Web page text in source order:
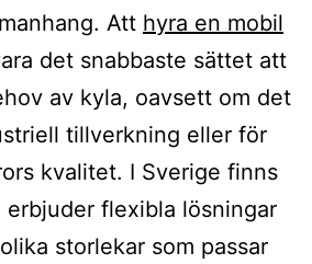
Att hyra en mobil
det snabbaste sättet att
av kyla, oavsett om det
tillverkning eller för
kvalitet. I Sverige finns
flexibla lösningar
storlekar som passar